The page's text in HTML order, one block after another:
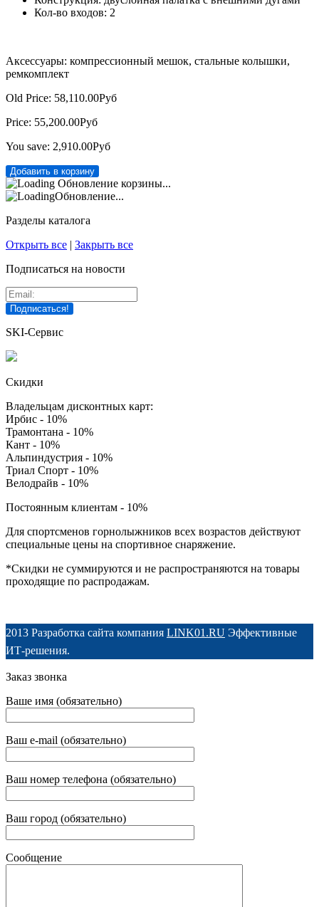
Кол-во входов: 2
Аксессуары: компрессионный мешок, стальные колышки,
ремкомплект
Old Price: 58,110.00Руб
Price: 55,200.00Руб
You save: 2,910.00Руб
Обновление корзины...
Обновление...
Разделы каталога
Открыть все | Закрыть все
Подписаться на новости
SKI-Сервис
Скидки
Владельцам дисконтных карт:
Ирбис - 10%
Трамонтана - 10%
Кант - 10%
Альпиндустрия - 10%
Триал Спорт - 10%
Велодрайв - 10%
Постоянным клиентам - 10%
Для спортсменов горнолыжников всех возрастов действуют
специальные цены на спортивное снаряжение.
*Скидки не суммируются и не распространяются на товары
проходящие по распродажам.
2013 Разработка сайта компания LINK01.RU Эффективные
ИТ-решения.
Заказ звонка
Ваше имя (обязательно)
Ваш e-mail (обязательно)
Ваш номер телефона (обязательно)
Ваш город (обязательно)
Сообщение